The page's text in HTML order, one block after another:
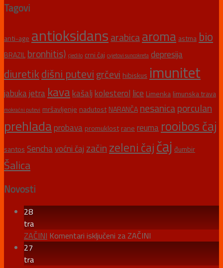
Tagovi
anti-age antioksidans arabicaaroma astma bio
BRAZIL bronhitis) cjedilo crni čaj cvjetovi suncokreta depresija
diuretikdišni putevi grčevi hibiskus imunitet
jabukajetra kavakašaljkolesterol lice Limenka limunska trava
mokraćni putevi mršavljenje nadutost NARANČA nesanicaporculan
prehladaprobava promuklost rane reuma rooibos čaj
santos Senchavoćni čaj začin zeleni čajčaj đumbir
Šalica
Novosti
28
tra
ZAČINI Komentari isključeni za ZAČINI
27
tra